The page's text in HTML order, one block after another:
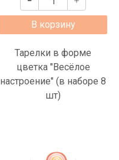
В корзину
Тарелки в форме
цветка "Весёлое
настроение" (в наборе 8
шт)